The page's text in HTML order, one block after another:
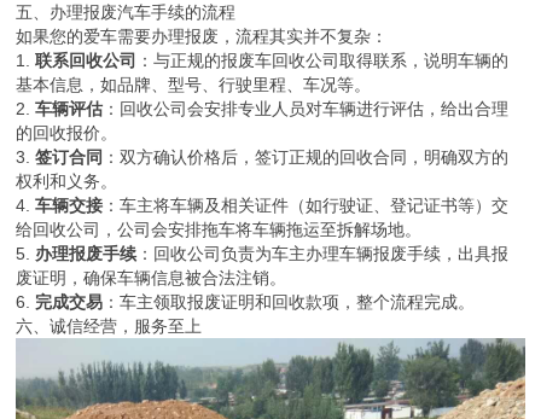
五、办理报废汽车手续的流程
如果您的爱车需要办理报废，流程其实并不复杂：
1.联系回收公司 ：与正规的报废车回收公司取得联系，说明车辆的
基本信息，如品牌、型号、行驶里程、车况等。
2.车辆评估 ：回收公司会安排专业人员对车辆进行评估，给出合理
的回收报价。
3.签订合同 ：双方确认价格后，签订正规的回收合同，明确双方的
权利和义务。
4.车辆交接 ：车主将车辆及相关证件（如行驶证、登记证书等）交
给回收公司，公司会安排拖车将车辆拖运至拆解场地。
5. 办理报废手续：回收公司负责为车主办理车辆报废手续，出具报
废证明，确保车辆信息被合法注销。
6. 完成交易 ：车主领取报废证明和回收款项，整个流程完成。
六、诚信经营，服务至上